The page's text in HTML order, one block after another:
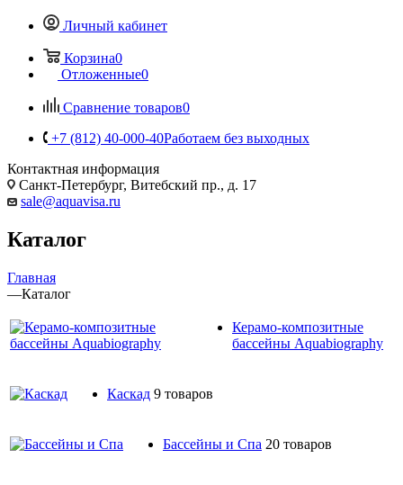
Личный кабинет
Корзина0
Отложенные0
Сравнение товаров0
+7 (812) 40-000-40Работаем без выходных
Контактная информация
Санкт-Петербург, Витебский пр., д. 17
sale@aquavisa.ru
Каталог
Главная
—Каталог
Керамо-композитные
бассейны Aquabiography
Каскад 9 товаров
Бассейны и Спа 20 товаров